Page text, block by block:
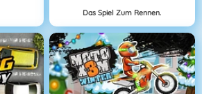
Das Spiel Zum Rennen.